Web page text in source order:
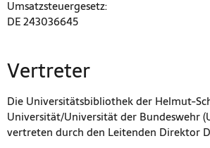
Umsatzsteuergesetz:
DE 243036645
Vertreter
Die Universitätsbibliothek der Helmut-
Universität/Universität der Bundeswehr
vertreten durch den Leitenden Direktor